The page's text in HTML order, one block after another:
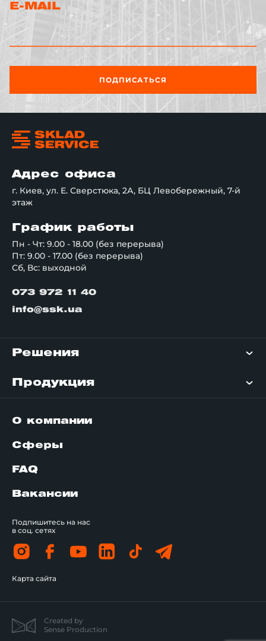
E-MAIL
ПОДПИСАТЬСЯ
Адрес офиса
г. Киев, ул. Е. Сверстюка, 2А, БЦ Левобережный, 7-й
этаж
График работы
Пн - Чт: 9.00 - 18.00 (без перерыва)
Пт: 9.00 - 17.00 (без перерыва)
Сб, Вс: выходной
073 972 11 40
info@ssk.ua
Решения
Продукция
О компании
Сферы
FAQ
Вакансии
Подпишитесь на нас
в соц. сетях
Карта сайта
Created by
Sense Production